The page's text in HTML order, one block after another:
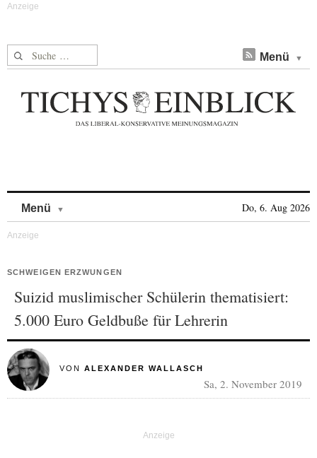
Suche nach: Menü
Menü Do, 6. Aug 2026
SCHWEIGEN ERZWUNGEN
Suizid muslimischer Schülerin thematisiert:
5.000 Euro Geldbuße für Lehrerin
VON ALEXANDER WALLASCH
Sa, 2. November 2019